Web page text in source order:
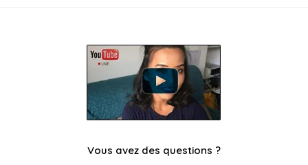
Vous avez des questions ?